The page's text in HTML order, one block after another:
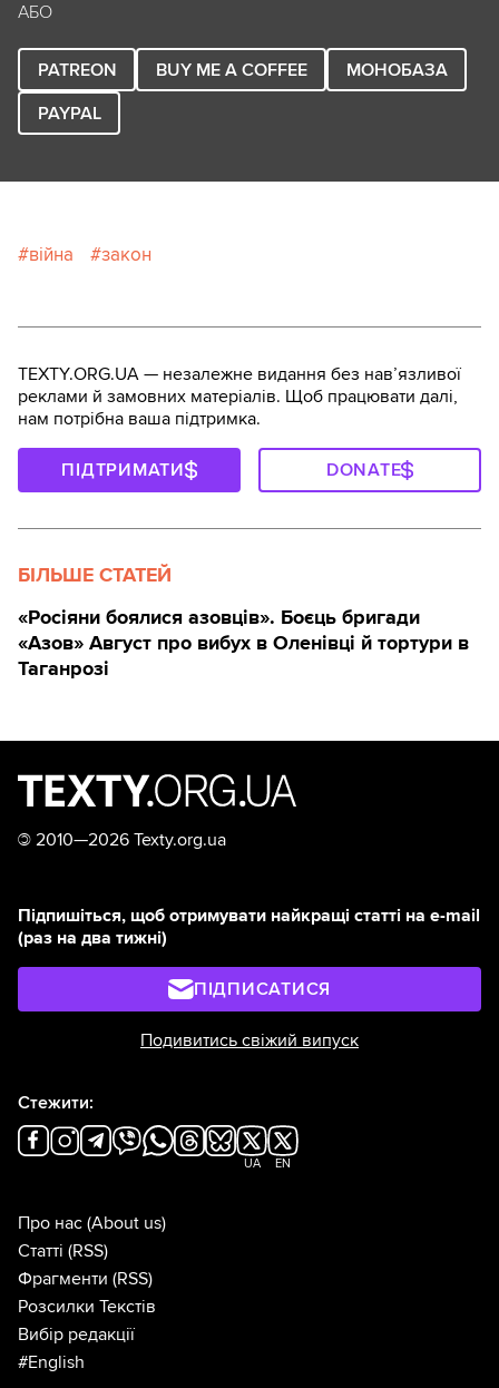
АБО
PATREON BUY ME A COFFEE
МОНОБАЗА
PAYPAL
війна закон
TEXTY.ORG.UA — незалежне видання без навʼязливої
реклами й замовних матеріалів. Щоб працювати далі,
нам потрібна ваша підтримка.
ПІДТРИМАТИ DONATE
БІЛЬШЕ СТАТЕЙ
«Росіяни боялися азовців». Боєць бригади
«Азов» Август про вибух в Оленівці й тортури в
Таганрозі
© 2010—2026 Texty.org.ua
Підпишіться, щоб отримувати найкращі статті на e-mail
(раз на два тижні)
ПІДПИСАТИСЯ
Подивитись свіжий випуск
Стежити:
UA EN
Про нас (About us)
Статті (RSS)
Фрагменти (RSS)
Розсилки Текстів
Вибір редакції
#English